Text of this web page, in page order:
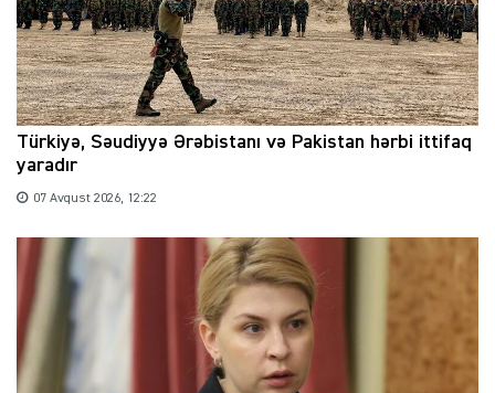
Türkiyə, Səudiyyə Ərəbistanı və Pakistan hərbi ittifaq
yaradır
07 Avqust 2026, 12:22